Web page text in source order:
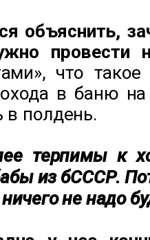
объяснить,
провести
что
в баню
в полдень.
терпимы к
из бСССР.
не надо